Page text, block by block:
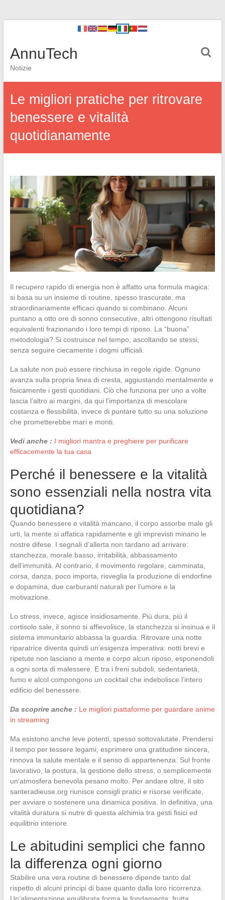
AnnuTech
Notizie
Le migliori pratiche per ritrovare
benessere e vitalità
quotidianamente
Il recupero rapido di energia non è affatto una formula magica:
si basa su un insieme di routine, spesso trascurate, ma
straordinariamente efficaci quando si combinano. Alcuni
puntano a otto ore di sonno consecutive, altri ottengono risultati
equivalenti frazionando i loro tempi di riposo. La “buona”
metodologia? Si costruisce nel tempo, ascoltando se stessi,
senza seguire ciecamente i dogmi ufficiali.
La salute non può essere rinchiusa in regole rigide. Ognuno
avanza sulla propria linea di cresta, aggiustando mentalmente e
fisicamente i gesti quotidiani. Ciò che funziona per uno a volte
lascia l’altro ai margini, da qui l’importanza di mescolare
costanza e flessibilità, invece di puntare tutto su una soluzione
che prometterebbe mari e monti.
Vedi anche : I migliori mantra e preghiere per purificare
efficacemente la tua casa
Perché il benessere e la vitalità
sono essenziali nella nostra vita
quotidiana?
Quando benessere e vitalità mancano, il corpo assorbe male gli
urti, la mente si affatica rapidamente e gli imprevisti minano le
nostre difese. I segnali d’allerta non tardano ad arrivare:
stanchezza, morale basso, irritabilità, abbassamento
dell’immunità. Al contrario, il movimento regolare, camminata,
corsa, danza, poco importa, risveglia la produzione di endorfine
e dopamina, due carburanti naturali per l’umore e la
motivazione.
Lo stress, invece, agisce insidiosamente. Più dura, più il
cortisolo sale, il sonno si affievolisce, la stanchezza si insinua e il
sistema immunitario abbassa la guardia. Ritrovare una notte
riparatrice diventa quindi un’esigenza imperativa: notti brevi e
ripetute non lasciano a mente e corpo alcun riposo, esponendoli
a ogni sorta di malessere. E tra i freni subdoli, sedentarietà,
fumo e alcol compongono un cocktail che indebolisce l’intero
edificio del benessere.
Da scoprire anche : Le migliori piattaforme per guardare anime
in streaming
Ma esistono anche leve potenti, spesso sottovalutate. Prendersi
il tempo per tessere legami, esprimere una gratitudine sincera,
rinnova la salute mentale e il senso di appartenenza. Sul fronte
lavorativo, la postura, la gestione dello stress, o semplicemente
un’atmosfera benevola pesano molto. Per andare oltre, il sito
santeradieuse.org riunisce consigli pratici e risorse verificate,
per avviare o sostenere una dinamica positiva. In definitiva, una
vitalità duratura si nutre di questa alchimia tra gesti fisici ed
equilibrio interiore.
Le abitudini semplici che fanno
la differenza ogni giorno
Stabilire una vera routine di benessere dipende tanto dal
rispetto di alcuni principi di base quanto dalla loro ricorrenza.